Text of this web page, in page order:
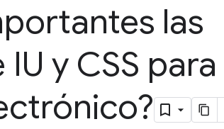
las
y CSS